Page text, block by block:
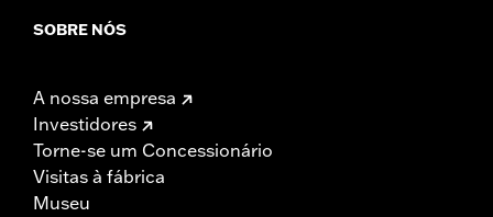
SOBRE NÓS
A nossa empresa
Investidores
Torne-se um Concessionário
Visitas à fábrica
Museu